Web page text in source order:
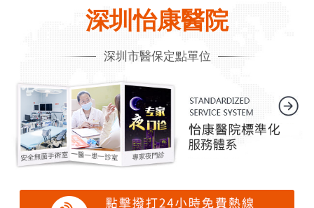
深圳怡康醫院
深圳市醫保定點單位